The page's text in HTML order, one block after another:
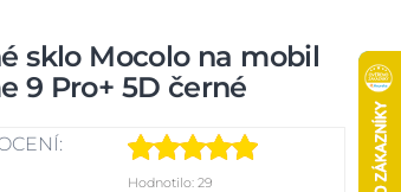
sklo Mocolo na mobil
9 Pro+ 5D černé
Hodnotilo: 29